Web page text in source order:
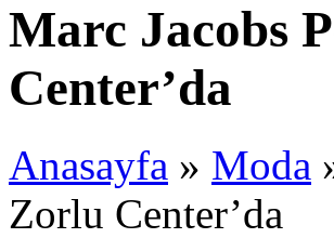
Marc Jacobs
Center’da
Anasayfa » Moda
Zorlu Center’da